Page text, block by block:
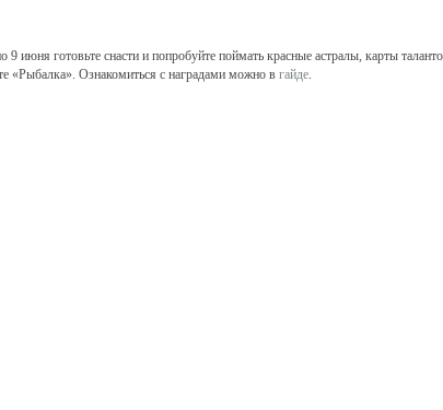
9 июня готовьте снасти и попробуйте поймать красные астралы, карты
«Рыбалка». Ознакомиться с наградами можно в гайде.